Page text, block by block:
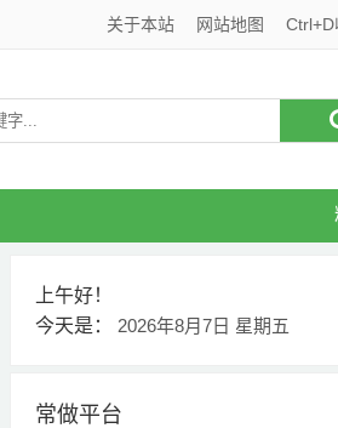
网站地图
关于本站
上午好！
今天是： 2026年8月7日 星期五
常做平台